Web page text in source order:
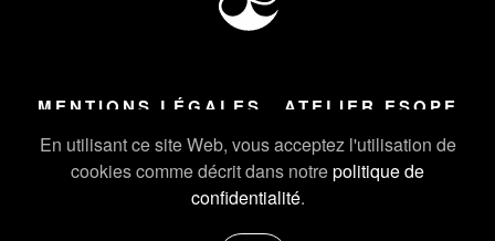
En utilisant ce site Web, vous acceptez l'utilisation de
cookies comme décrit dans notrepolitique de
confidentialité.
MENTIONS LÉGALES ATELIER ESOPE